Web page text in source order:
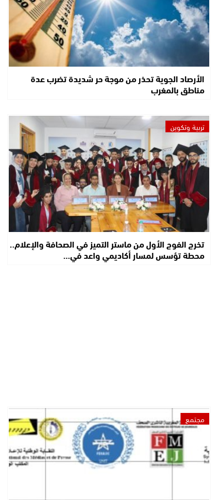
الأرصاد الجوية تحذر من موجة حر شديدة تضرب عدة
مناطق بالمغرب
تربية وتكوين
تخرج الفوج الأول من ماستر التميز في الصحافة والإعلام..
محطة تؤسس لمسار أكاديمي واعد في…
مجتمع